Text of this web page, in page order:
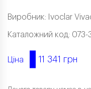
Виробник: Ivoclar
Каталожний код: 073-
Ціна 11 341 грн